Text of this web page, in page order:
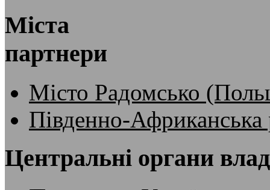
Міста
партнери
Місто Радомсько
Південно-Африканська
Центральні органи